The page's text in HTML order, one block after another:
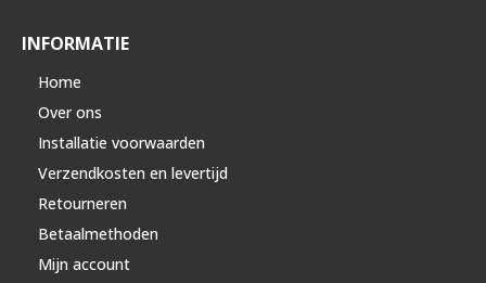
INFORMATIE
Home
Over ons
Installatie voorwaarden
Verzendkosten en levertijd
Retourneren
Betaalmethoden
Mijn account